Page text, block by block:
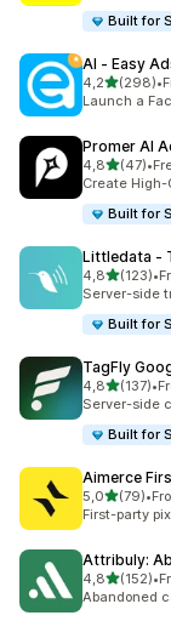
Built for
AI ‑ Easy
4,2z 5 hvězd
(298)
Celkový •
Launch a
Promer AI
4,8z 5 hvězd
(47)
Celkový •
Create High-
Built for
Littledata ‑
4,8z 5 hvězd
(123)
Celkový •
Server-side
Built for
TagFly
4,8z 5 hvězd
(137)
Celkový •
Server-side
Built for
Aimerce
5,0z 5 hvězd
(79)
Celkový •
First-party
Attribuly:
4,8z 5 hvězd
(152)
Celkový •
Abandoned